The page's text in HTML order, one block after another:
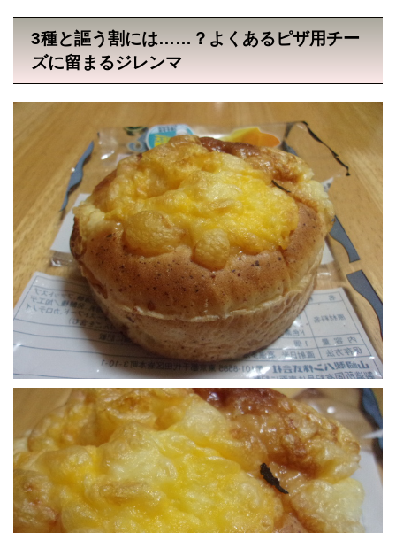
3種と謳う割には……？よくあるピザ用チー
ズに留まるジレンマ